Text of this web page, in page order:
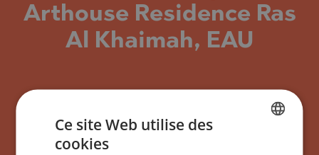
Arthouse Residence Ras
Al Khaimah, EAU
Ce site Web utilise des
cookies